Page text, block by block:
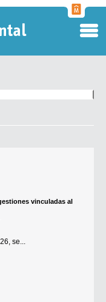
vinculadas al
se...